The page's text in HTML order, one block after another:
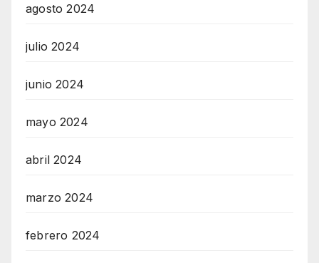
agosto 2024
julio 2024
junio 2024
mayo 2024
abril 2024
marzo 2024
febrero 2024